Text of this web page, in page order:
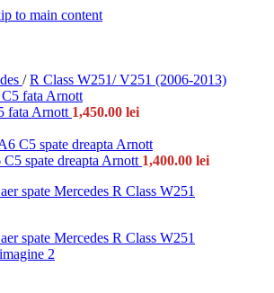
to main content
/ R Class W251/ V251 (2006-2013)
fata Arnott 1,450.00 lei
spate dreapta Arnott 1,400.00 lei